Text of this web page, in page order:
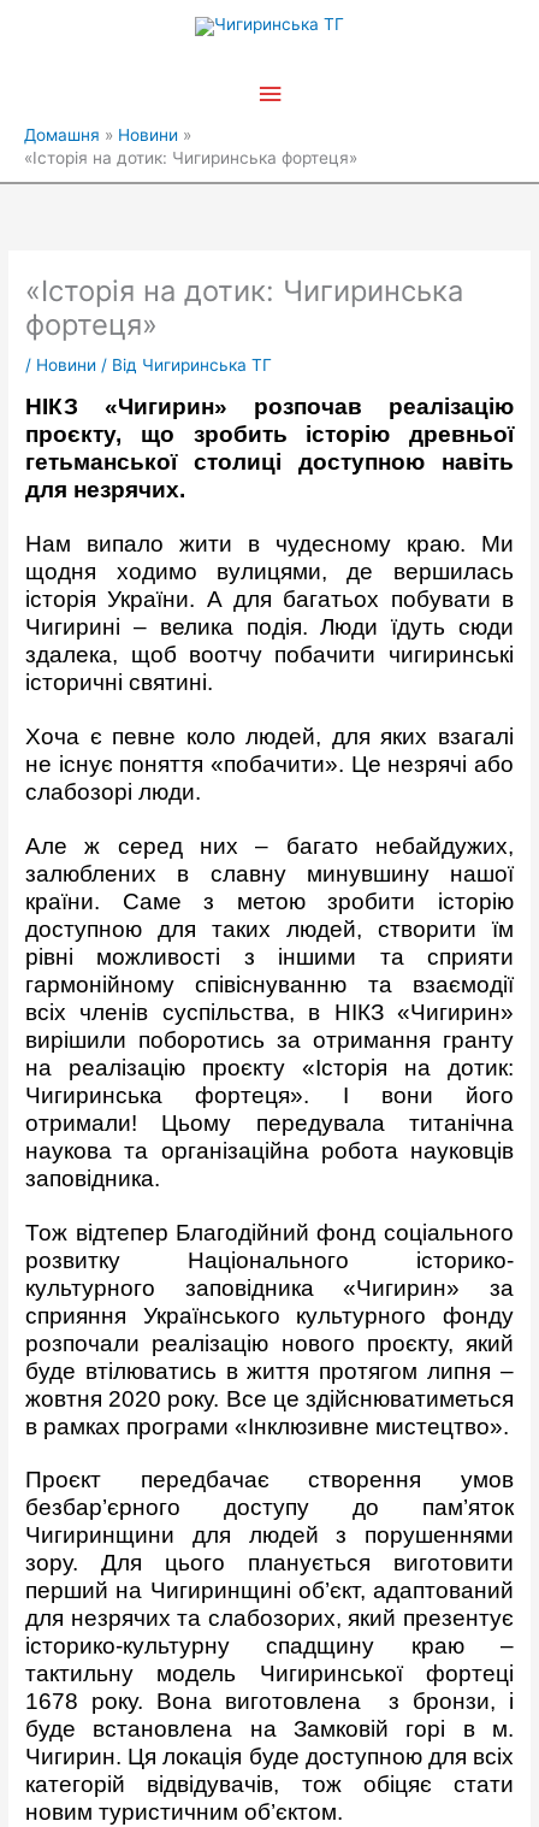
Головне
Домашня
Новини
«Історія на дотик: Чигиринська фортеця»
«Історія на дотик: Чигиринська
фортеця»
/ Новини / Від Чигиринська ТГ
НІКЗ «Чигирин» розпочав реалізацію
проєкту, що зробить історію древньої
гетьманської столиці доступною навіть
для незрячих.
Нам випало жити в чудесному краю. Ми
щодня ходимо вулицями, де вершилась
історія України. А для багатьох побувати в
Чигирині – велика подія. Люди їдуть сюди
здалека, щоб воотчу побачити чигиринські
історичні святині.
Хоча є певне коло людей, для яких взагалі
не існує поняття «побачити». Це незрячі або
слабозорі люди.
Але ж серед них – багато небайдужих,
залюблених в славну минувшину нашої
країни. Саме з метою зробити історію
доступною для таких людей, створити їм
рівні можливості з іншими та сприяти
гармонійному співіснуванню та взаємодії
всіх членів суспільства, в НІКЗ «Чигирин»
вирішили поборотись за отримання гранту
на реалізацію проєкту «Історія на дотик:
Чигиринська фортеця». І вони його
отримали! Цьому передувала титанічна
наукова та організаційна робота науковців
заповідника.
Тож відтепер Благодійний фонд соціального
розвитку Національного історико-
культурного заповідника «Чигирин» за
сприяння Українського культурного фонду
розпочали реалізацію нового проєкту, який
буде втілюватись в життя протягом липня –
жовтня 2020 року. Все це здійснюватиметься
в рамках програми «Інклюзивне мистецтво».
Проєкт передбачає створення умов
безбар’єрного доступу до пам’яток
Чигиринщини для людей з порушеннями
зору. Для цього планується виготовити
перший на Чигиринщині об’єкт, адаптований
для незрячих та слабозорих, який презентує
історико-культурну спадщину краю –
тактильну модель Чигиринської фортеці
1678 року. Вона виготовлена з бронзи, і
буде встановлена на Замковій горі в м.
Чигирин. Ця локація буде доступною для всіх
категорій відвідувачів, тож обіцяє стати
новим туристичним об’єктом.